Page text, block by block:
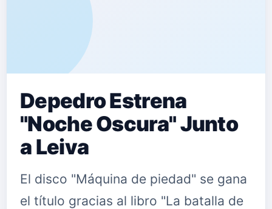
Depedro Estrena
"Noche Oscura" Junto
a Leiva
El disco "Máquina de piedad" se gana
el título gracias al libro "La batalla de